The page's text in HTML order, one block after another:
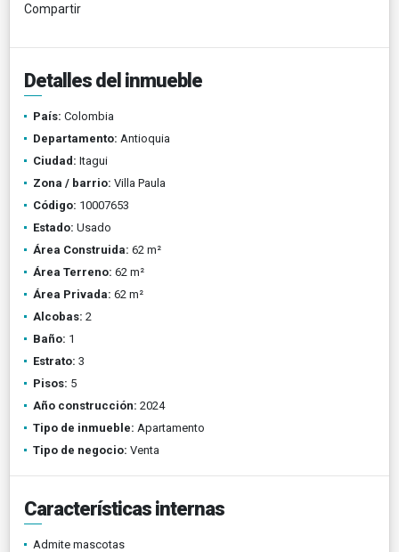
Compartir
Detalles del inmueble
País: Colombia
Departamento: Antioquia
Ciudad: Itagui
Zona / barrio: Villa Paula
Código: 10007653
Estado: Usado
Área Construida: 62 m²
Área Terreno: 62 m²
Área Privada: 62 m²
Alcobas: 2
Baño: 1
Estrato: 3
Pisos: 5
Año construcción: 2024
Tipo de inmueble: Apartamento
Tipo de negocio: Venta
Características internas
Admite mascotas